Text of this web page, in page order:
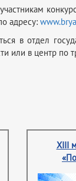
адресу:
в отдел
или в центр по
XIII